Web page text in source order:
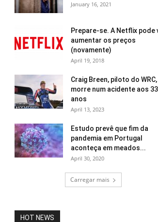
January 16, 2021
Prepare-se. A Netflix pode
aumentar os preços
(novamente)
April 19, 2018
Craig Breen, piloto do WRC,
morre num acidente aos 33
anos
April 13, 2023
Estudo prevê que fim da
pandemia em Portugal
aconteça em meados...
April 30, 2020
Carregar mais
HOT NEWS